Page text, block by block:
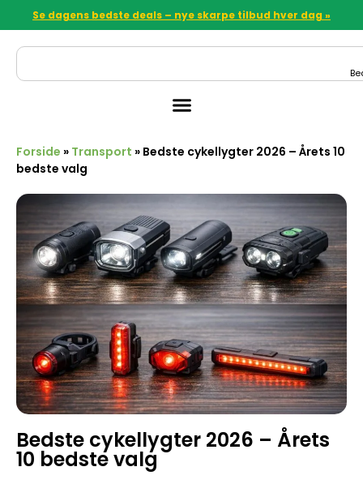
Se dagens bedste deals – nye skarpe tilbud hver dag »
Forside » Transport » Bedste cykellygter 2026 – Årets 10
bedste valg
Bedste cykellygter 2026 – Årets
10 bedste valg